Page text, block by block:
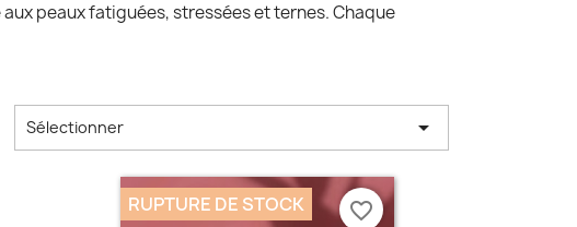
peaux fatiguées, stressées et ternes. Chaque
Sélectionner 
RUPTURE DE STOCK favorite_border